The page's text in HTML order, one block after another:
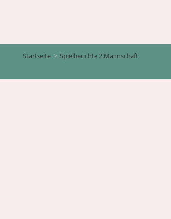
Startseite > Spielberichte 2.Mannschaft